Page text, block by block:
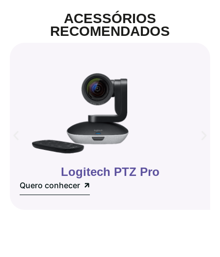
ACESSÓRIOS
RECOMENDADOS
Logitech PTZ Pro
Quero conhecer